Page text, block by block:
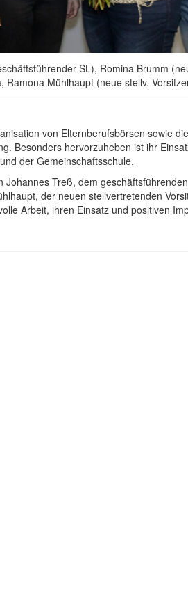
SL), Romina Brumm
Ramona Mühlhaupt (neue stellv.
von Elternberufsbörsen sowie
Besonders hervorzuheben ist ihr
der Gemeinschaftsschule.
Johannes Treß, dem
der neuen stellvertretenden
Arbeit, ihren Einsatz und positiven